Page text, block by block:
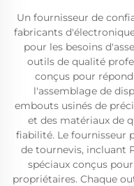
Un fournisseur de
fabricants
pour les besoins
outils de qualité
conçus pour
l'assemblage de
embouts usinés de
et des matériaux de
fiabilité. Le fournisseur
de tournevis, incluant
spéciaux conçus
propriétaires. Chaque